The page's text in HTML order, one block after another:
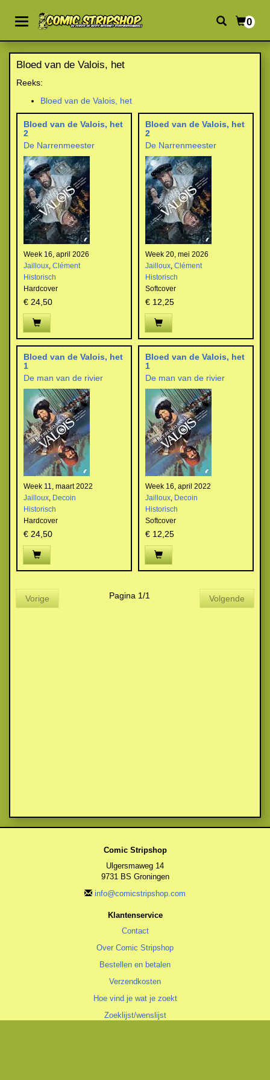
0
Bloed van de Valois, het
Reeks:
Bloed van de Valois, het
Bloed van de Valois, het
2
De Narrenmeester
Week 16, april 2026
Jailloux, Clément
Historisch
Hardcover
€ 24,50
Bloed van de Valois, het
2
De Narrenmeester
Week 20, mei 2026
Jailloux, Clément
Historisch
Softcover
€ 12,25
Bloed van de Valois, het
1
De man van de rivier
Week 11, maart 2022
Jailloux, Decoin
Historisch
Hardcover
€ 24,50
Bloed van de Valois, het
1
De man van de rivier
Week 16, april 2022
Jailloux, Decoin
Historisch
Softcover
€ 12,25
Vorige Pagina 1/1 Volgende
Comic Stripshop
Ulgersmaweg 14
9731 BS Groningen
info@comicstripshop.com
Klantenservice
Contact
Over Comic Stripshop
Bestellen en betalen
Verzendkosten
Hoe vind je wat je zoekt
Zoeklijst/wenslijst